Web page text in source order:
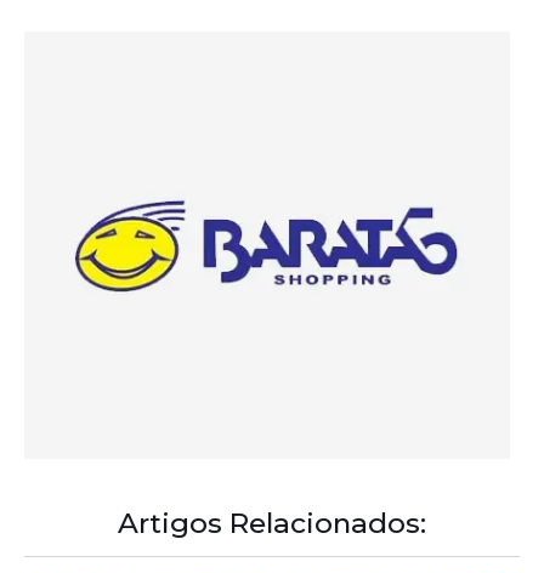
Artigos Relacionados:
A Democracia Contemporânea